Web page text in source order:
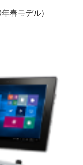
春モデル）